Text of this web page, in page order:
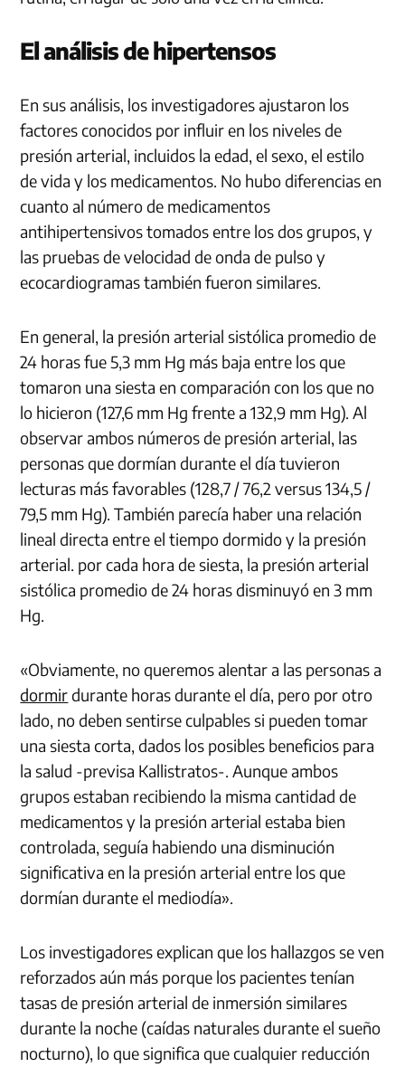
El análisis de hipertensos
En sus análisis, los investigadores ajustaron los
factores conocidos por influir en los niveles de
presión arterial, incluidos la edad, el sexo, el estilo
de vida y los medicamentos. No hubo diferencias en
cuanto al número de medicamentos
antihipertensivos tomados entre los dos grupos, y
las pruebas de velocidad de onda de pulso y
ecocardiogramas también fueron similares.
En general, la presión arterial sistólica promedio de
24 horas fue 5,3 mm Hg más baja entre los que
tomaron una siesta en comparación con los que no
lo hicieron (127,6 mm Hg frente a 132,9 mm Hg). Al
observar ambos números de presión arterial, las
personas que dormían durante el día tuvieron
lecturas más favorables (128,7 / 76,2 versus 134,5 /
79,5 mm Hg). También parecía haber una relación
lineal directa entre el tiempo dormido y la presión
arterial. por cada hora de siesta, la presión arterial
sistólica promedio de 24 horas disminuyó en 3 mm
Hg.
«Obviamente, no queremos alentar a las personas a
dormirdurante horas durante el día, pero por otro
lado, no deben sentirse culpables si pueden tomar
una siesta corta, dados los posibles beneficios para
la salud -previsa Kallistratos-. Aunque ambos
grupos estaban recibiendo la misma cantidad de
medicamentos y la presión arterial estaba bien
controlada, seguía habiendo una disminución
significativa en la presión arterial entre los que
dormían durante el mediodía».
Los investigadores explican que los hallazgos se ven
reforzados aún más porque los pacientes tenían
tasas de presión arterial de inmersión similares
durante la noche (caídas naturales durante el sueño
nocturno), lo que significa que cualquier reducción